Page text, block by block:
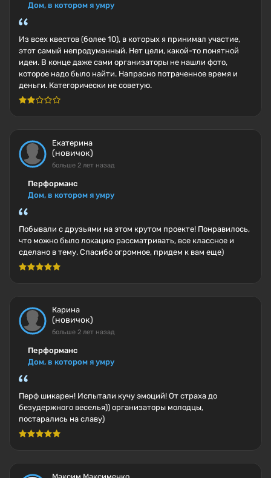
Дом, в котором я умру
Из всех квестов (более 10), в которых я принимал участие,
этот самый непродуманный. Нет цели, какой-то понятной
идеи. В конце даже сами организаторы не нашли фото,
которое надо было найти. Напрасно потраченное время и
деньги. Категорически не советую.
Екатерина
(новичок)
больше 2 лет назад
Перформанс
Дом, в котором я умру
Побывали с друзьями на этом крутом проекте! Понравилось,
что можно было локацию рассматривать, все классное и
сделано в тему. Спасибо огромное, придем к вам еще)
Карина
(новичок)
больше 2 лет назад
Перформанс
Дом, в котором я умру
Перф шикарен! Испытали кучу эмоций! От страха до
безудержного веселья)) организаторы молодцы,
постарались на славу)